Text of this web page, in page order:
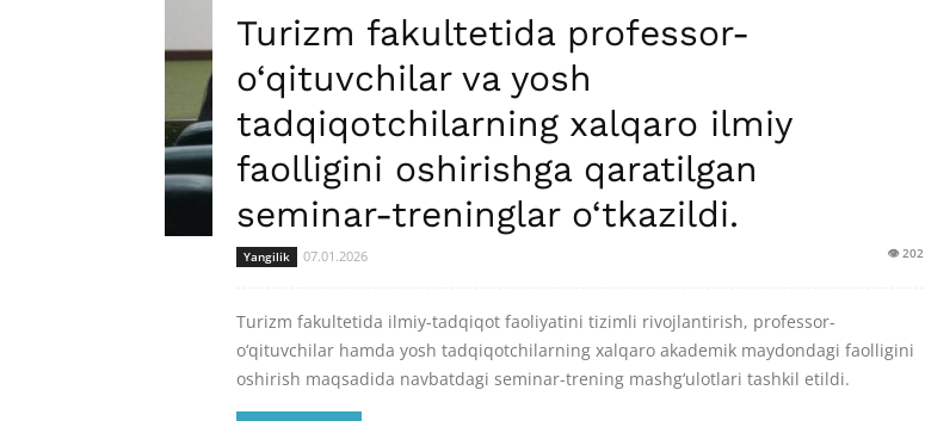
Turizm fakultetida professor-
o‘qituvchilar va yosh
tadqiqotchilarning xalqaro ilmiy
faolligini oshirishga qaratilgan
seminar-treninglar o‘tkazildi.
Yangilik 07.01.2026 👁 202
Turizm fakultetida ilmiy-tadqiqot faoliyatini tizimli rivojlantirish, professor-
o‘qituvchilar hamda yosh tadqiqotchilarning xalqaro akademik maydondagi faolligini
oshirish maqsadida navbatdagi seminar-trening mashg‘ulotlari tashkil etildi.